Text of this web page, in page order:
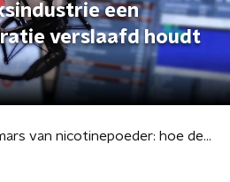
een
verslaafd houdt
De opmars van nicotinepoeder: hoe de tabaksindustrie een nieuwe generatie verslaafd houdt